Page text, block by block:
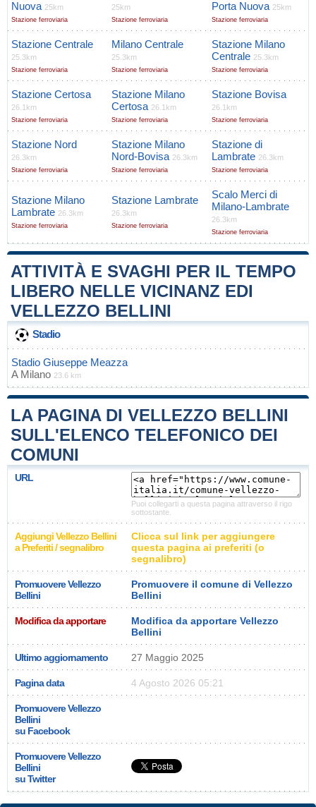
Nuova 25km
Stazione ferroviaria
25km
Stazione ferroviaria
Porta Nuova 25km
Stazione ferroviaria
Stazione Centrale
25.3km
Stazione ferroviaria
Milano Centrale
25.3km
Stazione ferroviaria
Stazione Milano
Centrale 25.3km
Stazione ferroviaria
Stazione Certosa
26.1km
Stazione ferroviaria
Stazione Milano
Certosa 26.1km
Stazione ferroviaria
Stazione Bovisa
26.1km
Stazione ferroviaria
Stazione Nord
26.3km
Stazione ferroviaria
Stazione Milano
Nord-Bovisa 26.3km
Stazione ferroviaria
Stazione di
Lambrate 26.3km
Stazione ferroviaria
Stazione Milano
Lambrate 26.3km
Stazione ferroviaria
Stazione Lambrate
26.3km
Stazione ferroviaria
Scalo Merci di
Milano-Lambrate
26.3km
Stazione ferroviaria
ATTIVITÀ E SVAGHI PER IL TEMPO
LIBERO NELLE VICINANZ EDI
VELLEZZO BELLINI
Stadio
Stadio Giuseppe Meazza
A Milano 23.6 km
LA PAGINA DI VELLEZZO BELLINI
SULL'ELENCO TELEFONICO DEI
COMUNI
URL
Puoi collegarti a questa pagina attraverso il rigo
sottostante.
Aggiungi Vellezzo Bellini
a Preferiti / segnalibro
Clicca sul link per aggiungere
questa pagina ai preferiti (o
segnalibro)
Promuovere Vellezzo
Bellini
Promuovere il comune di Vellezzo
Bellini
Modifica da apportare
Modifica da apportare Vellezzo
Bellini
Ultimo aggiornamento 27 Maggio 2025
Pagina data 4 Agosto 2026 05:21
Promuovere Vellezzo
Bellini
su Facebook
Promuovere Vellezzo
Bellini
su Twitter